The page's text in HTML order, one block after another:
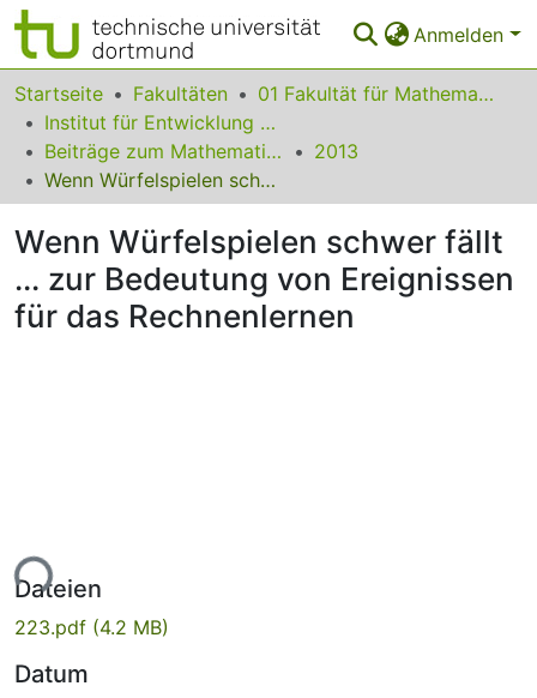
Anmelden
Bereiche & Sammlungen
Das gesamte Repositorium
Statistiken
FAQ
Leitlinien
Zurück zur Startseite
Startseite Fakultäten
01 Fakultät für Mathematik
Institut für Entwicklung und Erforschung des Mathematikunterrichts
Beiträge zum Mathematikunterricht
2013
Wenn Würfelspielen schwer fällt ... zur Bedeutung von Ereignissen für das Rechnenlernen
Wenn Würfelspielen schwer fällt
... zur Bedeutung von Ereignissen
für das Rechnenlernen
Dateien
223.pdf (4.2 MB)
Datum